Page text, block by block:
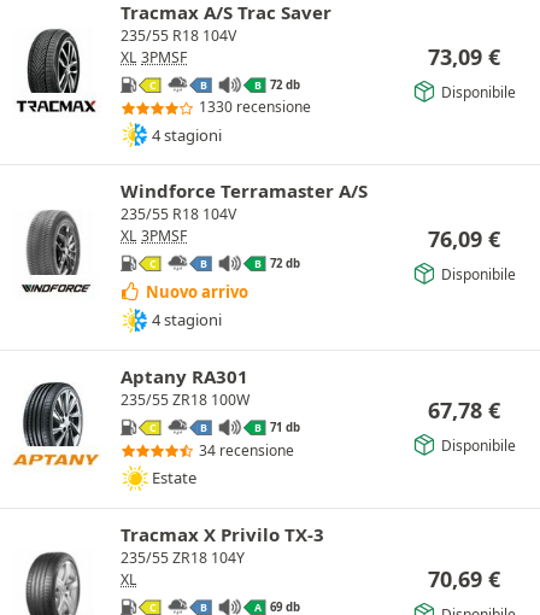
Tracmax A/S Trac Saver
235/55 R18 104V
XL 3PMSF
C B B 72 db
1330 recensione
4 stagioni
73,09 €
Disponibile
Windforce Terramaster A/S
235/55 R18 104V
XL 3PMSF
C B B 72 db
Nuovo arrivo
4 stagioni
76,09 €
Disponibile
Aptany RA301
235/55 ZR18 100W
C B B 71 db
34 recensione
Estate
67,78 €
Disponibile
Tracmax X Privilo TX-3
235/55 ZR18 104Y
XL
C B A 69 db
70,69 €